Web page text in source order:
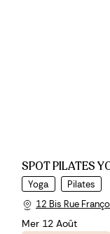
SPOT PILATES
Yoga
Pilates
12 Bis Rue
Mer 12 Août